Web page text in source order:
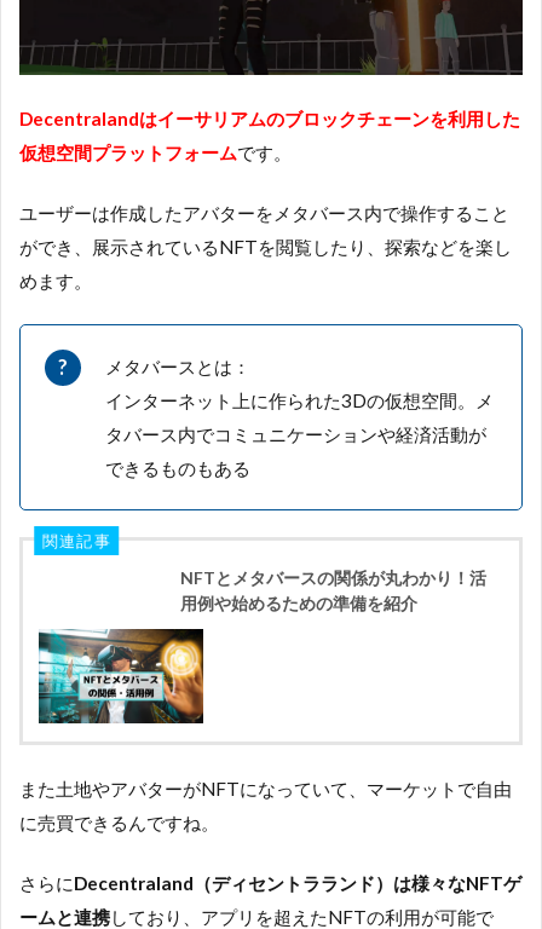
Decentralandはイーサリアムのブロックチェーンを利用した
仮想空間プラットフォームです。
ユーザーは作成したアバターをメタバース内で操作すること
ができ、展示されているNFTを閲覧したり、探索などを楽し
めます。
メタバースとは：
インターネット上に作られた3Dの仮想空間。メ
タバース内でコミュニケーションや経済活動が
できるものもある
関連記事
NFTとメタバースの関係が丸わかり！活
用例や始めるための準備を紹介
また土地やアバターがNFTになっていて、マーケットで自由
に売買できるんですね。
さらにDecentraland（ディセントラランド）は様々なNFTゲ
ームと連携しており、アプリを超えたNFTの利用が可能で